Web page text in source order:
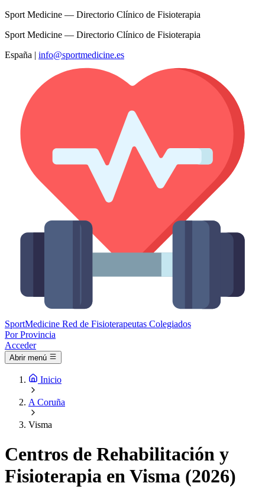
Sport Medicine — Directorio Clínico de Fisioterapia
Sport Medicine — Directorio Clínico de Fisioterapia
España | info@sportmedicine.es
SportMedicine Red de Fisioterapeutas Colegiados
Por Provincia
Acceder
Abrir menú
Inicio
A Coruña
Visma
Centros de Rehabilitación y
Fisioterapia en Visma (2026)